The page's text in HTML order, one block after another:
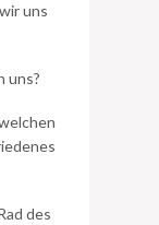
uns
uns?
des